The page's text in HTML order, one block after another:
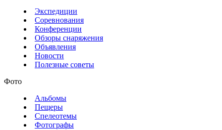
Экспедиции
Соревнования
Конференции
Обзоры снаряжения
Объявления
Новости
Полезные советы
Фото
Альбомы
Пещеры
Спелеотемы
Фотографы